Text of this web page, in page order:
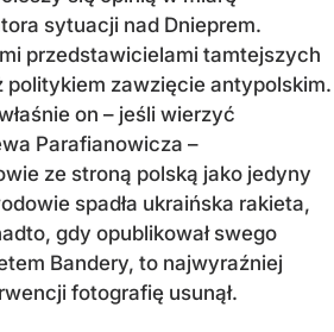
sytuacji nad Dnieprem.
przedstawicielami tamtejszych
politykiem zawzięcie antypolskim.
on – jeśli wierzyć
Parafianowicza –
ze stroną polską jako jedyny
spadła ukraińska rakieta,
gdy opublikował swego
Bandery, to najwyraźniej
fotografię usunął.